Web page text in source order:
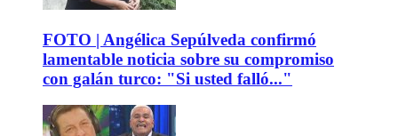
FOTO | Angélica Sepúlveda confirmó
lamentable noticia sobre su compromiso
con galán turco: "Si usted falló..."